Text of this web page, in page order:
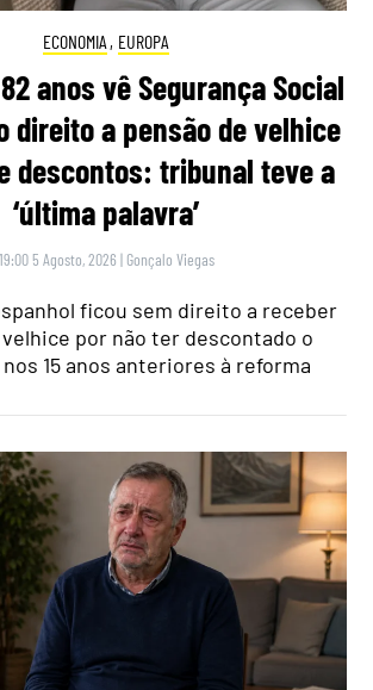
ECONOMIA , EUROPA
anos vê Segurança Social
direito a pensão de velhice
descontos: tribunal teve a
‘última palavra’
19:00 5 Agosto, 2026 | Gonçalo Viegas
ficou sem direito a receber
por não ter descontado o
15 anos anteriores à reforma